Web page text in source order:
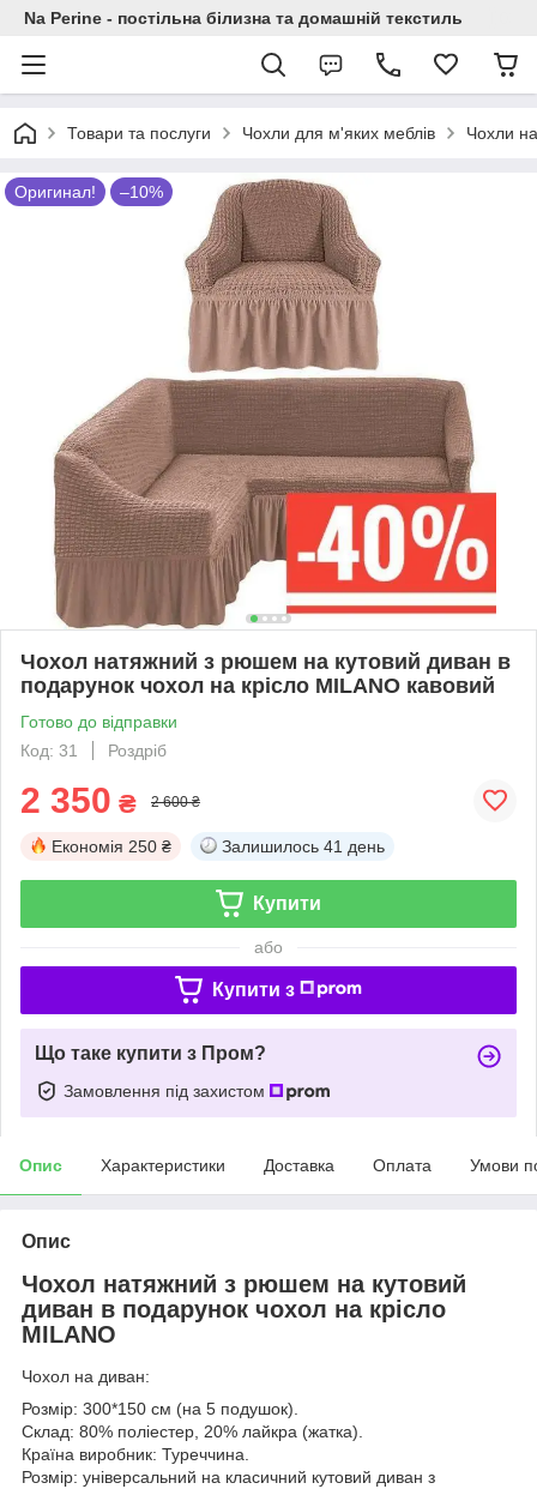
Na Perine - постільна білизна та домашній текстиль
Товари та послуги Чохли для м'яких меблів Чохли
Оригинал! –10%
Чохол натяжний з рюшем на кутовий диван в
подарунок чохол на крісло MILANO кавовий
Готово до відправки
Код: 31
Роздріб
2 350 ₴ 2 600 ₴
Економія 250 ₴ Залишилось 41 день
Купити
або
Купити з
Що таке купити з Пром?
Замовлення під захистом
Опис Характеристики Доставка Оплата Умови
Опис
Чохол натяжний з рюшем на кутовий
диван в подарунок чохол на крісло
MILANO
Чохол на диван:
Розмір: 300*150 см (на 5 подушок).
Склад: 80% поліестер, 20% лайкра (жатка).
Країна виробник: Туреччина.
Розмір: універсальний на класичний кутовий диван з